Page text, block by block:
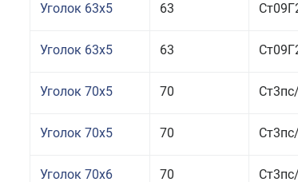
Уголок 63x5 63
Уголок 63x5 63
Уголок 70x5 70
Уголок 70x5 70
Уголок 70x6 70